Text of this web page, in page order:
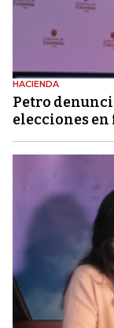
HACIENDA
Petro
elecciones en